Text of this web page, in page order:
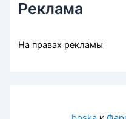
Реклама
На правах рекламы